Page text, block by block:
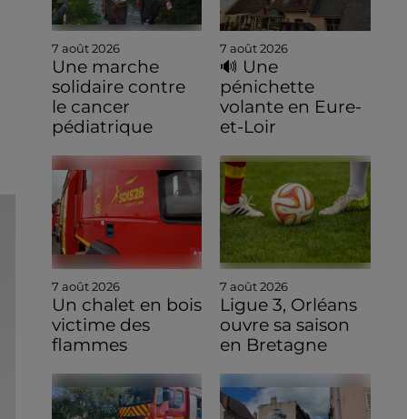
7 août 2026
Une marche
solidaire contre
le cancer
pédiatrique
7 août 2026
🔊 Une
pénichette
volante en Eure-
et-Loir
7 août 2026
Un chalet en bois
victime des
flammes
7 août 2026
Ligue 3, Orléans
ouvre sa saison
en Bretagne